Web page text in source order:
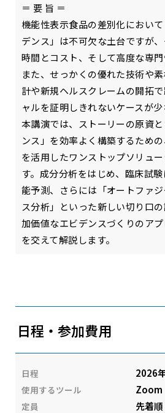
＝ 要 旨 ＝
機能性表示食品の差別化におい
デンス」は不可欠な土台ですが
時間とコスト、そして高度な専門
また、せっかくの優れた技術や
計や新規ヘルスクレームの開拓
ャルを証明しきれないケースが少
本講演では、ストーリーの原資
ンス」を効率よく構築するため
を活用したワンストップソリュ
す。成分分析をはじめ、臨床試
能予測、さらには「オートファ
ス分析」といった新しい切り口
加価値なエビデンスづくりのア
を交えて解説します。
日程・参加費用
日程 2026
使用するツール Zoom
定員 先着